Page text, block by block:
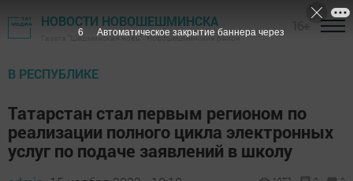
НОВОСТИ НОВОШЕШМИНСКА
Газета "Шешминская новь" - Новошешминский район
В РЕСПУБЛИКЕ
Татарстан стал первым регионом по
реализации полного цикла электронных
услуг по подаче заявлений в школу
5 Автоматическое закрытие баннера через